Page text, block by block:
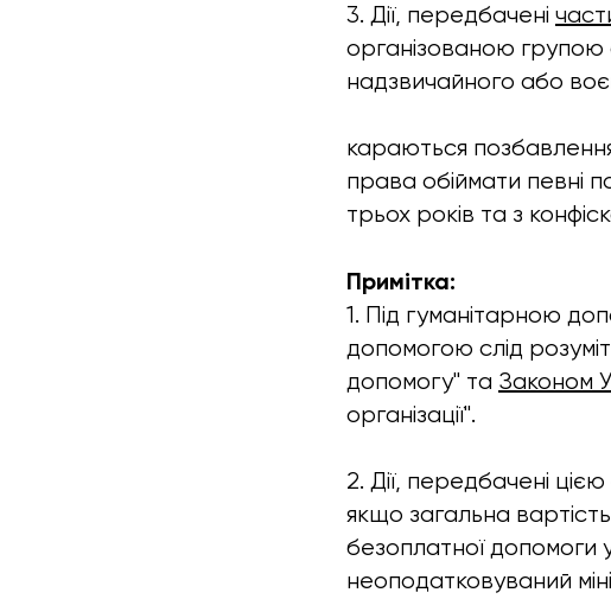
3. Дії, передбачені
організованою групою
надзвичайного або
караються
права обіймати певні
трьох років та з
Примітка:
1. Під гуманітарною
допомогою слід
допомогу" та Законом
організації".
2. Дії, передбачені
якщо загальна
безоплатної допомоги
неоподатковуваний